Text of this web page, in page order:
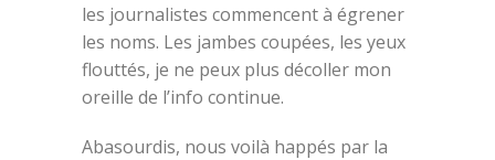
les journalistes commencent à égrener
les noms. Les jambes coupées, les yeux
flouttés, je ne peux plus décoller mon
oreille de l’info continue.
Abasourdis, nous voilà happés par la